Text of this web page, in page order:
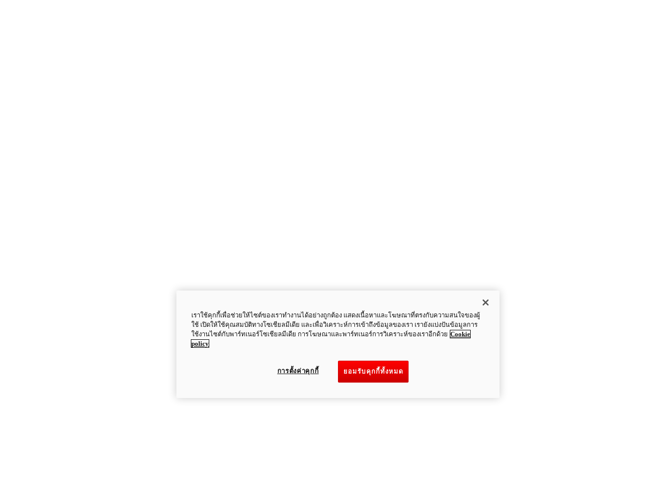
เราใช้คุกกี้เพื่อช่วยให้ไซต์ของเราทำงานได้อย่างถูกต้อง แสดงเนื้อหาและโฆษณาที่ตรงกับความสนใจของผู้
ใช้ เปิดให้ใช้คุณสมบัติทางโซเชียลมีเดีย และเพื่อวิเคราะห์การเข้าถึงข้อมูลของเรา เรายังแบ่งปันข้อมูลการ
ใช้งานไซต์กับพาร์ทเนอร์โซเชียลมีเดีย การโฆษณาและพาร์ทเนอร์การวิเคราะห์ของเราอีกด้วย Cookie
policy
ยอมรับคุกกี้ทั้งหมด
การตั้งค่าคุกกี้